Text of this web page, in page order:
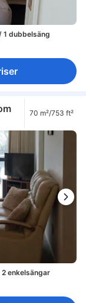
1 dubbelsäng
70 m²/753 ft²
enkelsängar